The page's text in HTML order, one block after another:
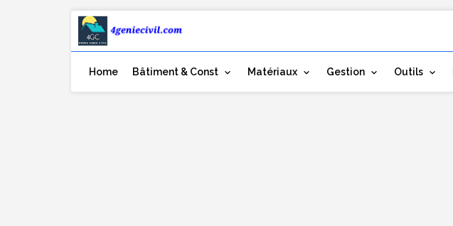
Home Bâtiment & Const Matériaux Gestion Outils